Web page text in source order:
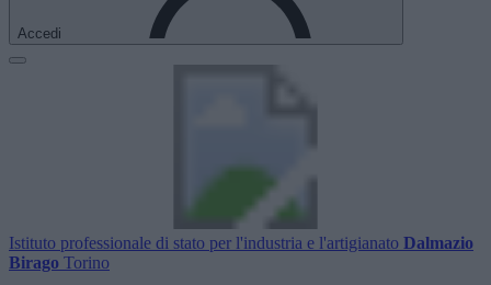
Accedi
Istituto professionale di stato per l'industria e l'artigianato Dalmazio
Birago Torino